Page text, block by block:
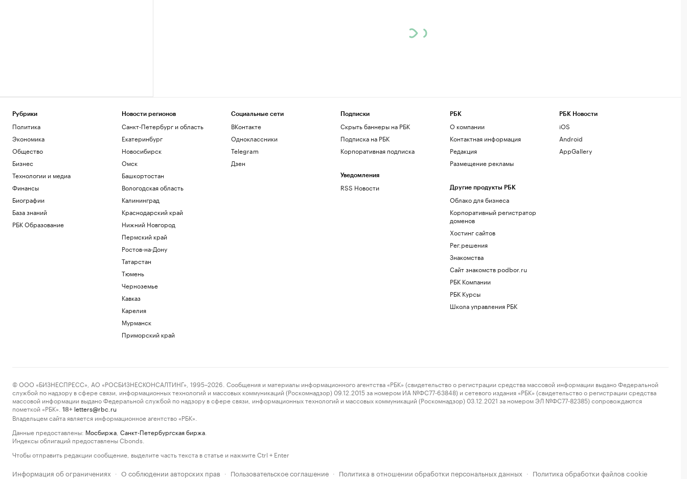
Рубрики
Политика
Экономика
Общество
Бизнес
Технологии и медиа
Финансы
Биографии
База знаний
РБК Образование
Новости регионов
Санкт-Петербург и область
Екатеринбург
Новосибирск
Омск
Башкортостан
Вологодская область
Калининград
Краснодарский край
Нижний Новгород
Пермский край
Ростов-на-Дону
Татарстан
Тюмень
Черноземье
Кавказ
Карелия
Мурманск
Приморский край
Социальные сети
ВКонтакте
Одноклассники
Telegram
Дзен
Подписки
Скрыть баннеры на РБК
Подписка на РБК
Корпоративная подписка
Уведомления
RSS Новости
РБК
О компании
Контактная информация
Редакция
Размещение рекламы
Другие продукты РБК
Облако для бизнеса
Корпоративный регистратор
доменов
Хостинг сайтов
Рег.решения
Знакомства
Сайт знакомств podbor.ru
РБК Компании
РБК Курсы
Школа управления РБК
РБК Новости
iOS
Android
AppGallery
© ООО «БИЗНЕСПРЕСС», АО «РОСБИЗНЕСКОНСАЛТИНГ», 1995–2026. Сообщения и материалы информационного агентства «РБК» (свидетельство о регистрации средства массовой информации выдано Федеральной
службой по надзору в сфере связи, информационных технологий и массовых коммуникаций (Роскомнадзор) 09.12.2015 за номером ИА №ФС77-63848) и сетевого издания «РБК» (свидетельство о регистрации средства
массовой информации выдано Федеральной службой по надзору в сфере связи, информационных технологий и массовых коммуникаций (Роскомнадзор) 03.12.2021 за номером ЭЛ №ФС77-82385) сопровождаются
пометкой «РБК».
18+ letters@rbc.ru
Владельцем сайта является информационное агентство «РБК».
Данные предоставлены: Мосбиржа Санкт-Петербургская биржа
Индексы облигаций предоставлены Cbonds.
Чтобы отправить редакции сообщение, выделите часть текста в статье и нажмите Ctrl + Enter
Информация об ограничениях · О соблюдении авторских прав · Пользовательское соглашение · Политика в отношении обработки персональных данных · Политика обработки файлов cookie